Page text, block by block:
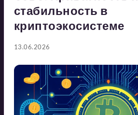
стабильность в
криптоэкосистеме
13.06.2026